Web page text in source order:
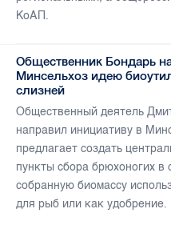
КоАП.
Общественник Бондарь
Минсельхоз идею
слизней
Общественный деятель
направил инициативу в
предлагает создать
пункты сбора брюхоногих в
собранную биомассу
для рыб или как удобрение.